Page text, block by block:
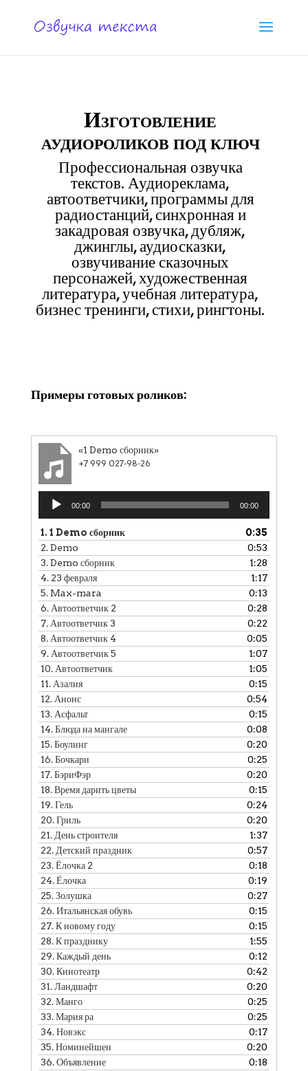
Изготовление
аудиороликов под ключ
Профессиональная озвучка
текстов. Аудиореклама,
автоответчики, программы для
радиостанций, синхронная и
закадровая озвучка, дубляж,
джинглы, аудиосказки,
озвучивание сказочных
персонажей, художественная
литература, учебная литература,
бизнес тренинги, стихи, рингтоны.
Примеры готовых роликов:
«1 Demo сборник»
+7 999 027-98-26
Аудиоплеер
00:00 00:00
1. 1 Demo сборник
0:35
2.Demo
0:53
3.Demo сборник
1:28
4. 23 февраля
1:17
5. Max-mara
0:13
6. Автоответчик 2
0:28
7. Автоответчик 3
0:22
8. Автоответчик 4
0:05
9. Автоответчик 5
1:07
10. Автоответчик
1:05
11. Азалия
0:15
12. Анонс
0:54
13. Асфальт
0:15
14.Блюда на мангале
0:08
15.Боулинг
0:20
16.Бочкари
0:25
17.БэриФэр
0:20
18.Время дарить цветы
0:15
19.Гель
0:24
20.Гриль
0:20
21. День строителя
1:37
22. Детский праздник
0:57
23.Ёлочка 2
0:18
24.Ёлочка
0:19
25.Золушка
0:27
26.Итальянская обувь
0:15
27.К новому году
0:15
28.К празднику
1:55
29.Каждый день
0:12
30.Кинотеатр
0:42
31.Ландшафт
0:20
32.Манго
0:25
33.Мария ра
0:25
34.Новэкс
0:17
35.Номинейшен
0:20
36.Объявление
0:18